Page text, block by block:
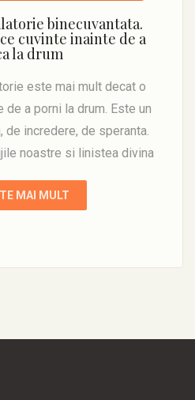
binecuvantata.
cuvinte inainte de a
la drum
este mai mult decat o
a porni la drum. Este un
incredere, de speranta.
noastre si linistea divina
MAI MULT